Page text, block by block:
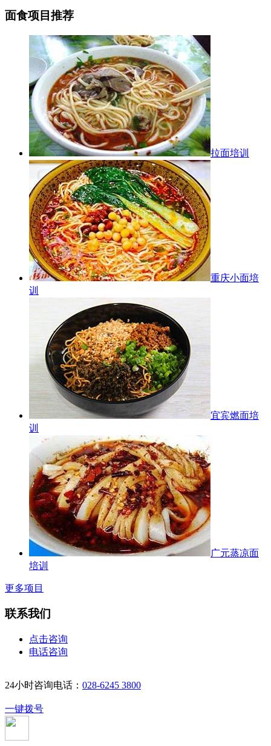
面食项目推荐
拉面培训
重庆小面培
训
宜宾燃面培
训
广元蒸凉面
培训
更多项目
联系我们
点击咨询
电话咨询
24小时咨询电话： 028-6245 3800
一键拨号